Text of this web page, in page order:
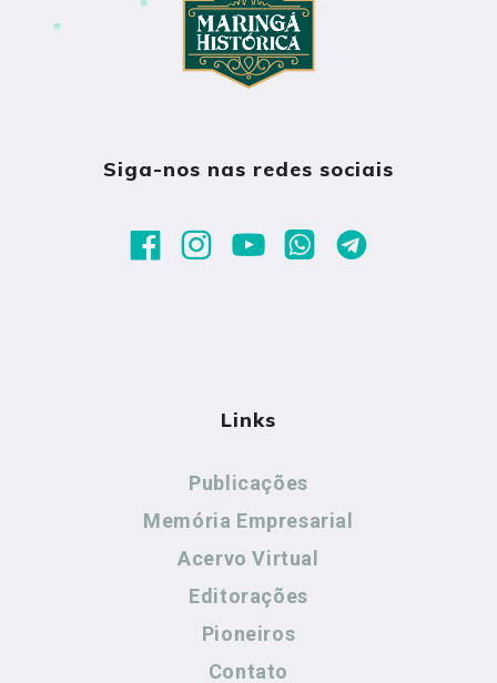
Siga-nos nas redes sociais
Links
Publicações
Memória Empresarial
Acervo Virtual
Editorações
Pioneiros
Contato